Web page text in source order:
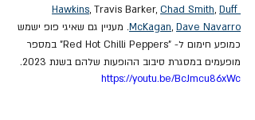
Hawkins, Travis Barker, Chad Smith, Duff
McKagan, Dave Navarro
. מעניין גם שאיגי פופ ישמש
כמופע חימום ל- "Red Hot Chilli Peppers" במספר
מופעמים במסגרת סיבוב ההופעות שלהם בשנת 2023.
https://youtu.be/BcJmcu86xWc